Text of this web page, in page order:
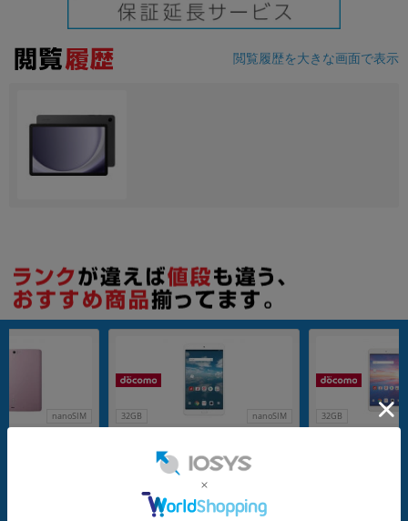
閲覧履歴を大きな画面で表示
nanoSIM 32GB nanoSIM
compact d-02K Silver
メーカー：Huawei
付属品: 本体のみ
在庫数：1
32GB
円 ～ 円